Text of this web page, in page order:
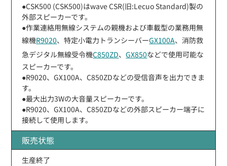
●CSK500 (CSK500)はwave CSR(旧:Lecuo Standard)製の
外部スピーカーです。
●作業連絡用無線システムの親機および車載型の業務用無
線機R9020、特定小電力トランシーバーGX100A、消防救
急デジタル無線受令機C850ZD、GX850などで使用可能な
スピーカーです。
●R9020、GX100A、C850ZDなどの受信音声を出力できま
す。
●最大出力3Wの大音量スピーカーです。
●R9020、GX100A、C850ZDなどの外部スピーカー端子に
接続して使用します。
販売状態
生産終了